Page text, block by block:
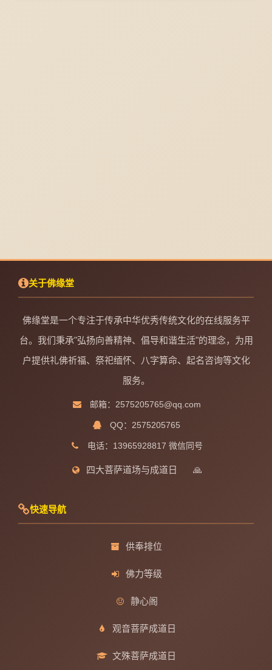
关于佛缘堂
佛缘堂是一个专注于传承中华优秀传统文化的在线服务平
台。我们秉承"弘扬向善精神、倡导和谐生活"的理念，为用
户提供礼佛祈福、祭祀缅怀、八字算命、起名咨询等文化
服务。
邮箱：2575205765@qq.com
QQ：2575205765
电话：13965928817 微信同号
四大菩萨道场与成道日 🙏
快速导航
供奉排位
佛力等级
静心阁
观音菩萨成道日
文殊菩萨成道日